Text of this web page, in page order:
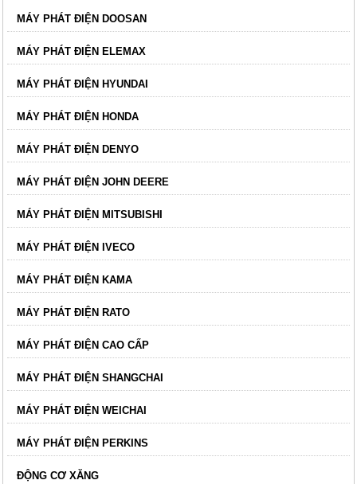
MÁY PHÁT ĐIỆN DOOSAN
MÁY PHÁT ĐIỆN ELEMAX
MÁY PHÁT ĐIỆN HYUNDAI
MÁY PHÁT ĐIỆN HONDA
MÁY PHÁT ĐIỆN DENYO
MÁY PHÁT ĐIỆN JOHN DEERE
MÁY PHÁT ĐIỆN MITSUBISHI
MÁY PHÁT ĐIỆN IVECO
MÁY PHÁT ĐIỆN KAMA
MÁY PHÁT ĐIỆN RATO
MÁY PHÁT ĐIỆN CAO CẤP
MÁY PHÁT ĐIỆN SHANGCHAI
MÁY PHÁT ĐIỆN WEICHAI
MÁY PHÁT ĐIỆN PERKINS
ĐỘNG CƠ XĂNG